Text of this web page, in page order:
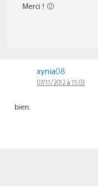
Merci ! 🙂
xynia08
07/11/2012 à 15:03
bien.